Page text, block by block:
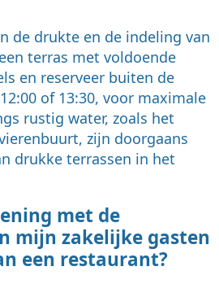
de drukte en de indeling van
terras met voldoende
en reserveer buiten de
of 13:30, voor maximale
rustig water, zoals het
zijn doorgaans
drukke terrassen in het
met de
mijn zakelijke gasten
een restaurant?